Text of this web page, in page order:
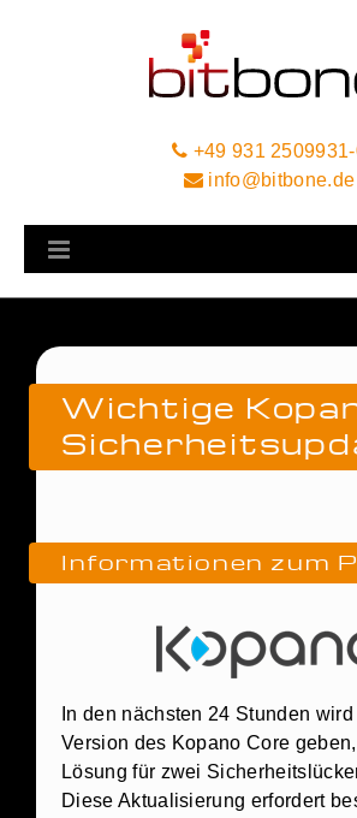
+49 931
info@bitbone.de
Wichtige
Informationen zum
In den nächsten 24 Stunden
Version des Kopano Core
Lösung für zwei
Diese Aktualisierung erfordert